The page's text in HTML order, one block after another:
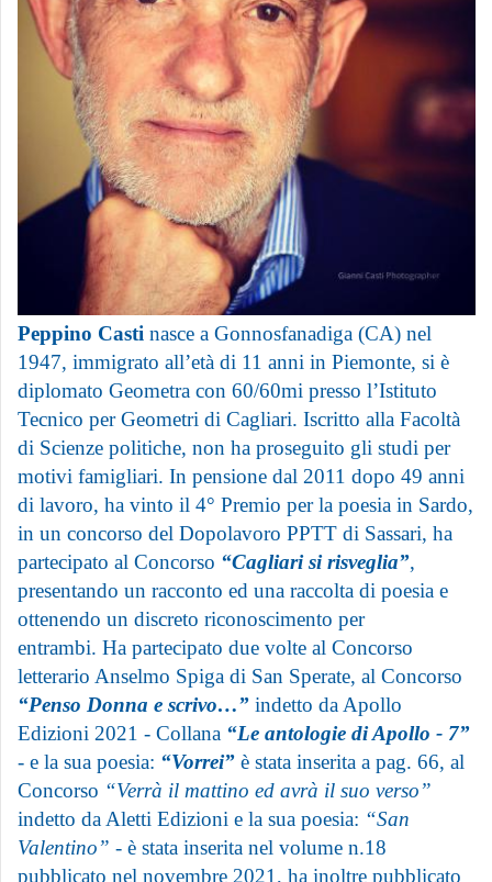
Peppino Casti nasce a Gonnosfanadiga (CA) nel
1947, immigrato all’età di 11 anni in Piemonte, si è
diplomato Geometra con 60/60mi presso l’Istituto
Tecnico per Geometri di Cagliari. Iscritto alla Facoltà
di Scienze politiche, non ha proseguito gli studi per
motivi famigliari. In pensione dal 2011 dopo 49 anni
di lavoro, ha vinto il 4° Premio per la poesia in Sardo,
in un concorso del Dopolavoro PPTT di Sassari, ha
partecipato al Concorso “Cagliari si risveglia”,
presentando un racconto ed una raccolta di poesia e
ottenendo un discreto riconoscimento per
entrambi. Ha partecipato due volte al Concorso
letterario Anselmo Spiga di San Sperate, al Concorso
“Penso Donna e scrivo…” indetto da Apollo
Edizioni 2021 - Collana “Le antologie di Apollo - 7”
- e la sua poesia: “Vorrei” è stata inserita a pag. 66, al
Concorso “Verrà il mattino ed avrà il suo verso”
indetto da Aletti Edizioni e la sua poesia: “San
Valentino” - è stata inserita nel volume n.18
pubblicato nel novembre 2021, ha inoltre pubblicato